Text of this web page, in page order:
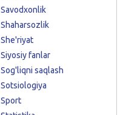
Savodxonlik
Shaharsozlik
She'riyat
Siyosiy fanlar
Sog'liqni saqlash
Sotsiologiya
Sport